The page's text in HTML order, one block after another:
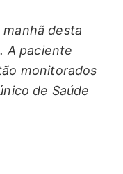
manhã desta
A paciente
monitorados
de Saúde